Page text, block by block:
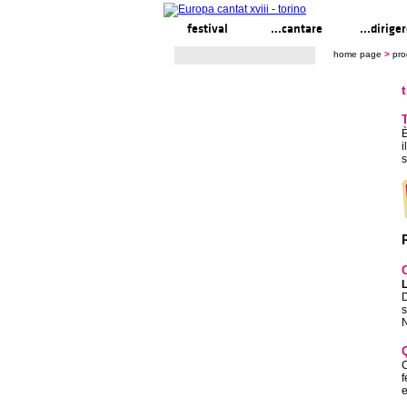
festival ...cantare
home page >
e